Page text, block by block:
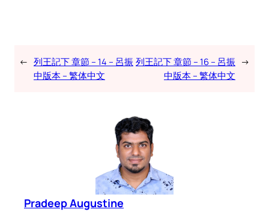
← 列王記下 章節 – 14 – 呂振
中版本 – 繁体中文
列王記下 章節 – 16 – 呂振
中版本 – 繁体中文
→
Pradeep Augustine